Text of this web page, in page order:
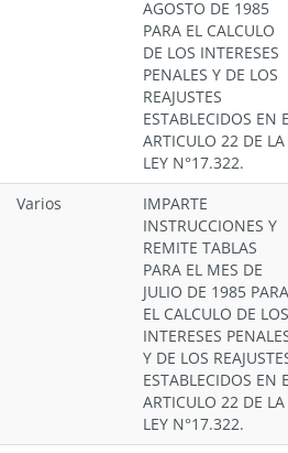
AGOSTO DE 1985
PARA EL CALCULO
DE LOS INTERESES
PENALES Y DE LOS
REAJUSTES
ESTABLECIDOS EN
ARTICULO 22 DE LA
LEY N°17.322.
Varios
IMPARTE
INSTRUCCIONES Y
REMITE TABLAS
PARA EL MES DE
JULIO DE 1985 PARA
EL CALCULO DE LOS
INTERESES
Y DE LOS
ESTABLECIDOS EN
ARTICULO 22 DE LA
LEY N°17.322.